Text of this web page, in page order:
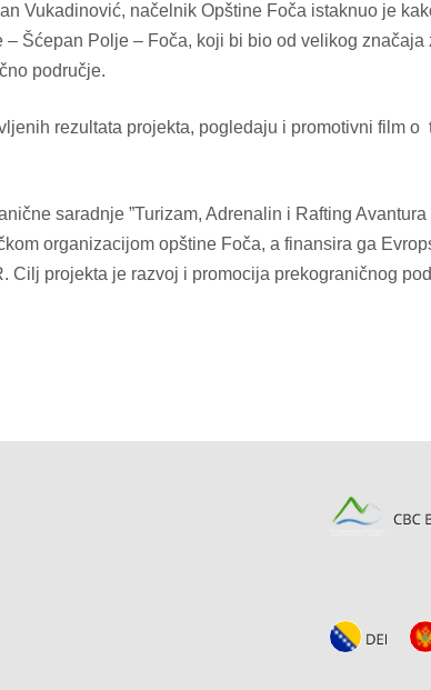
Vukadinović, načelnik Opštine Foča istaknuo je
Šćepan Polje – Foča, koji bi bio od velikog
područje.
rezultata projekta, pogledaju i promotivni film
saradnje ”Turizam, Adrenalin i Rafting
organizacijom opštine Foča, a finansira ga
Cilj projekta je razvoj i promocija prekograničnog